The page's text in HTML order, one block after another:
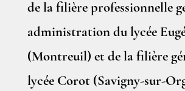
de la filière professionnelle
administration du lycée
(Montreuil) et de la filière
lycée Corot (Savigny-sur-